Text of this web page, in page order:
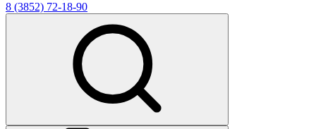
8 (3852) 72-18-90